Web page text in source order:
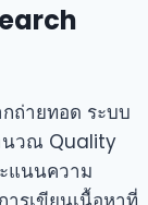
ถ่ายทอด ระบบ
นวณ Quality
แนนความ